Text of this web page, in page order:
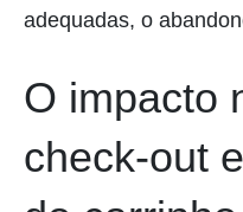
adequadas, o
O impacto
check-out